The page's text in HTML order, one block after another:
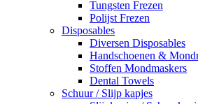
Tungsten Frezen
Polijst Frezen
Disposables
Diversen Disposables
Handschoenen &
Stoffen Mondmaskers
Dental Towels
Schuur / Slijp kapjes